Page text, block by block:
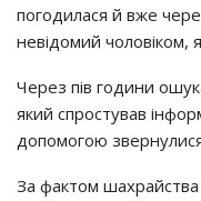
погодилася й вже
невідомий чоловіком,
Через пів години
який спростував
допомогою
За фактом шахрайства